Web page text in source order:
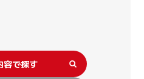
容で探す